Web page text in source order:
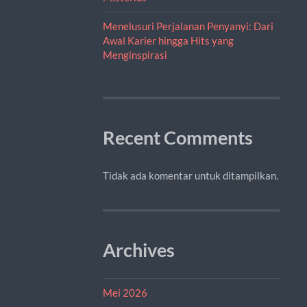
Menelusuri Perjalanan Penyanyi: Dari
Awal Karier hingga Hits yang
Menginspirasi
Recent Comments
Tidak ada komentar untuk ditampilkan.
Archives
Mei 2026